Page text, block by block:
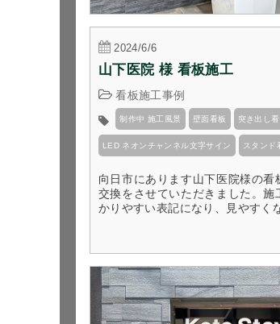
2024/6/6
山下医院 様 看板施工
看板施工事例
制作中 施工風景 壁面看板 突き出し
LED ネオンチャンネル文字サイン スタンド
向日市にあります山下医院様の
交換をさせていただきました。
かりやすい表記になり、見やすく